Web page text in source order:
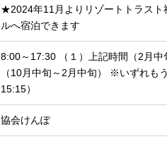
★2024年11月よりリゾートトラスト
ルへ宿泊できます
8:00～17:30 （１）上記時間（2月
（10月中旬～2月中旬） ※いずれも
15:15）
協会けんぽ